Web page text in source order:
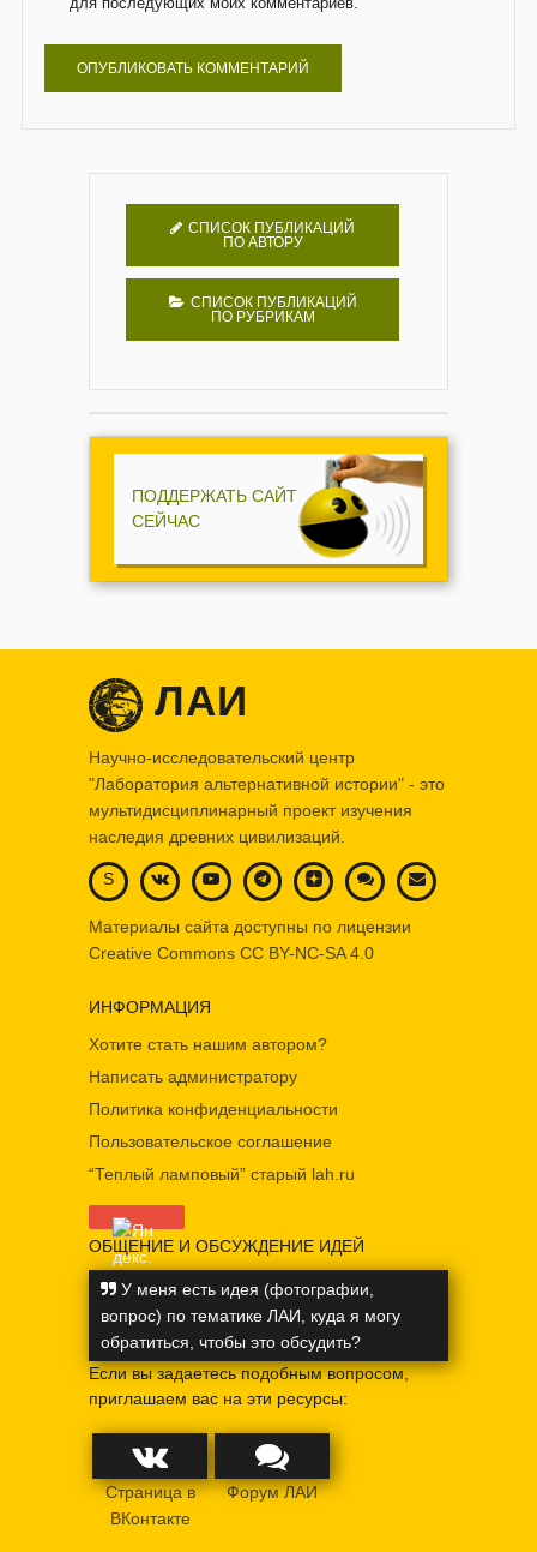
СПИСОК ПУБЛИКАЦИЙ
ПО АВТОРУ
СПИСОК ПУБЛИКАЦИЙ
ПО РУБРИКАМ
ПОДДЕРЖАТЬ САЙТ
СЕЙЧАС
ЛАИ
Научно-исследовательский центр
"Лаборатория альтернативной истории" - это
мультидисциплинарный проект изучения
наследия древних цивилизаций.
S
Материалы сайта доступны по лицензии
Creative Commons CC BY-NC-SA 4.0
ИНФОРМАЦИЯ
Хотите стать нашим автором?
Написать администратору
Политика конфиденциальности
Пользовательское соглашение
“Теплый ламповый” старый lah.ru
ОБЩЕНИЕ И ОБСУЖДЕНИЕ ИДЕЙ
У меня есть идея (фотографии,
вопрос) по тематике ЛАИ, куда я могу
обратиться, чтобы это обсудить?
Если вы задаетесь подобным вопросом,
приглашаем вас на эти ресурсы:
Страница в
ВКонтакте
Форум ЛАИ